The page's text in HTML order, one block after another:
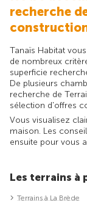
recherche
Tanaïs Habitat
de nombreux
superficie
De plusieurs
recherche de
sélection d'offres
Vous visualisez
maison. Les
ensuite pour vous
Les terrains à
Terrains à La Brède